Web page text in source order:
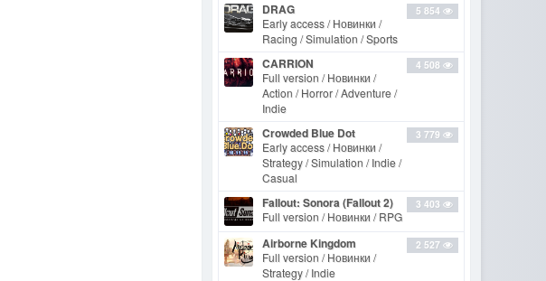
5 854
DRAG
Early access / Новинки /
Racing / Simulation / Sports
4 508
CARRION
Full version / Новинки /
Action / Horror / Adventure /
Indie
3 779
Crowded Blue Dot
Early access / Новинки /
Strategy / Simulation / Indie /
Casual
3 403
Fallout: Sonora (Fallout 2)
Full version / Новинки / RPG
2 527
Airborne Kingdom
Full version / Новинки /
Strategy / Indie